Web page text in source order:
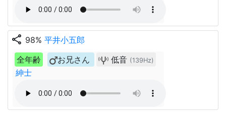
share 98% 平井小五郎
全年齢
お兄さん 低音 (139Hz)
紳士